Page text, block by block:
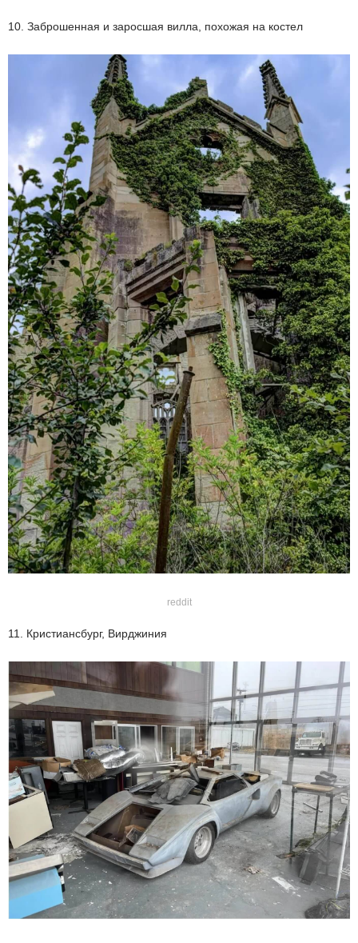
10. Заброшенная и заросшая вилла, похожая на костел
reddit
11. Кристиансбург, Вирджиния